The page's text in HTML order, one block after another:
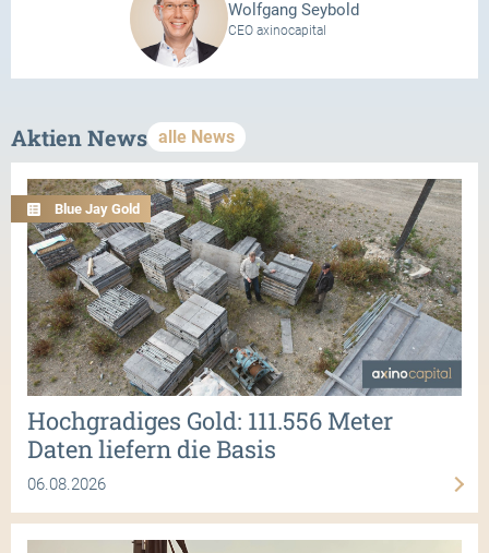
Wolfgang Seybold
CEO axinocapital
Aktien News alle News
Blue Jay Gold
06.08.2026
Hochgradiges Gold: 111.556 Meter
Daten liefern die Basis